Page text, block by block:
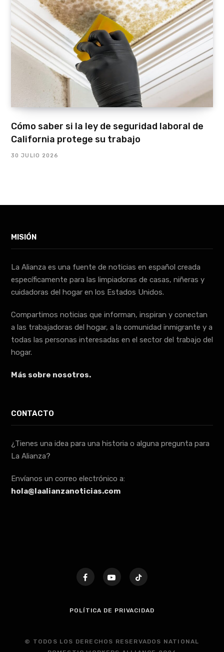
Cómo saber si la ley de seguridad laboral de
California protege su trabajo
30 JULIO 2026
MISIÓN
La Alianza es una fuente de noticias en español creada
específicamente para las limpiadoras de casas, niñeras y
cuidadoras del hogar en los Estados Unidos.
Compartimos noticias que informan, inspiran y conectan
a las trabajadoras del hogar, a la comunidad inmigrante y a
todas las personas interesadas en el sector del trabajo del
hogar.
Más sobre nosotros.
CONTACTO
¿Tienes una idea para una historia o alguna pregunta para
La Alianza?
Envíanos un correo electrónico a:
hola@laalianzanoticias.com
POLÍTICA DE PRIVACIDAD
© TODOS LOS DERECHOS RESERVADOS NATIONAL